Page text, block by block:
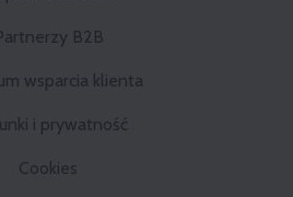
B2B
wsparcia klienta
i prywatność
Cookies